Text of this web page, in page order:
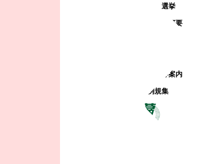
選挙
町の概要
観光地・公共施設等案内
電子掲示場・例規集